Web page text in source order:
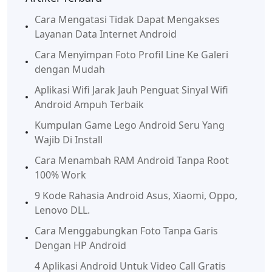
Cara Mengatasi Tidak Dapat Mengakses
Layanan Data Internet Android
Cara Menyimpan Foto Profil Line Ke Galeri
dengan Mudah
Aplikasi Wifi Jarak Jauh Penguat Sinyal Wifi
Android Ampuh Terbaik
Kumpulan Game Lego Android Seru Yang
Wajib Di Install
Cara Menambah RAM Android Tanpa Root
100% Work
9 Kode Rahasia Android Asus, Xiaomi, Oppo,
Lenovo DLL.
Cara Menggabungkan Foto Tanpa Garis
Dengan HP Android
4 Aplikasi Android Untuk Video Call Gratis